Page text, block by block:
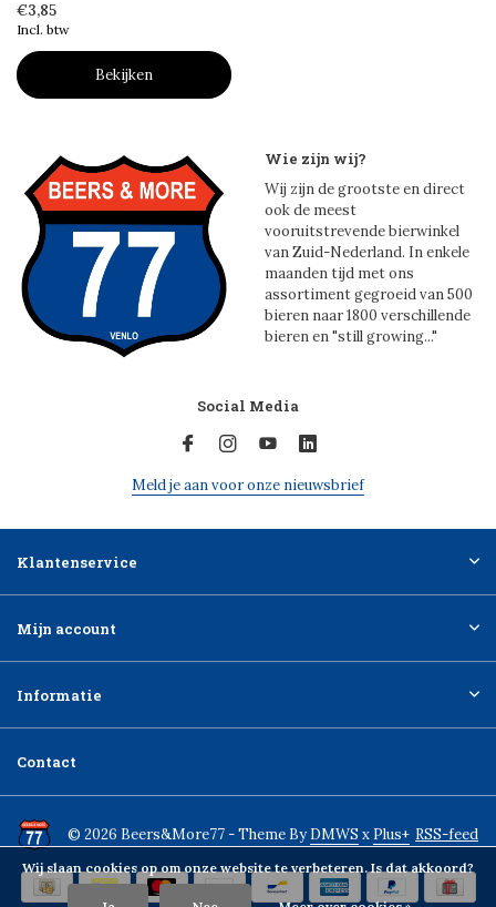
€3,85
Incl. btw
Bekijken
Wie zijn wij?
Wij zijn de grootste en direct
ook de meest
vooruitstrevende bierwinkel
van Zuid-Nederland. In enkele
maanden tijd met ons
assortiment gegroeid van 500
bieren naar 1800 verschillende
bieren en "still growing..."
Social Media
Meld je aan voor onze nieuwsbrief
Klantenservice
Mijn account
Informatie
Contact
© 2026 Beers&More77 - Theme ByDMWS x Plus+ RSS-feed
Wij slaan cookies op om onze website te verbeteren. Is dat akkoord?